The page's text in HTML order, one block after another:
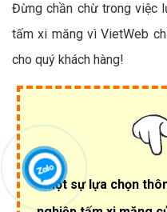
Đừng chần chừ trong việc
tấm xi măng vì VietWeb
cho quý khách hàng!
Một sự lựa chọn